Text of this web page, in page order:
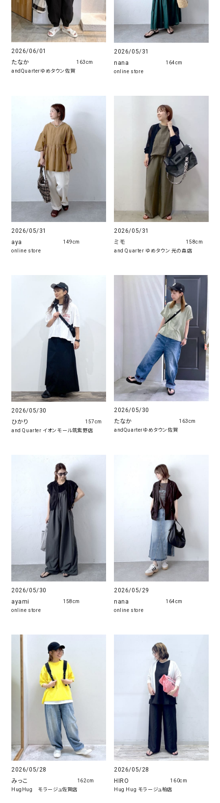
2026/06/01
たなか
andQuarterゆめタウン佐賀
163cm
2026/05/31
nana
online store
164cm
2026/05/31
aya
online store
149cm
2026/05/31
ミモ
and Quarter ゆめタウン 光の森店
158cm
2026/05/30
ひかり
and Quarter イオンモール筑紫野店
157cm
2026/05/30
たなか
andQuarterゆめタウン佐賀
163cm
2026/05/30
ayami
online store
158cm
2026/05/29
nana
online store
164cm
2026/05/28
みっこ
HugHug モラージュ佐賀店
162cm
2026/05/28
HIRO
Hug Hug モラージュ柏店
160cm